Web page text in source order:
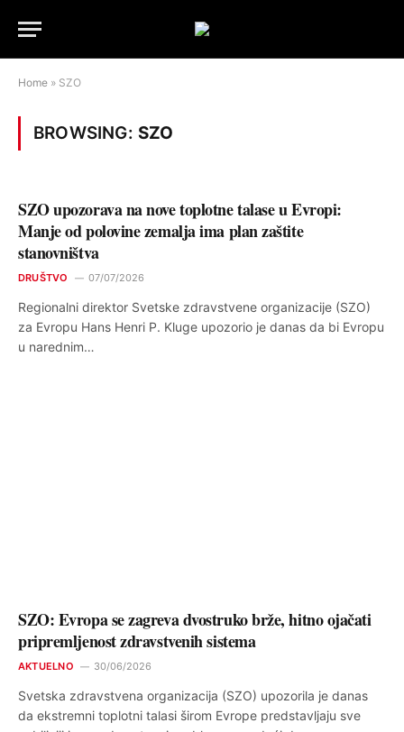
Home » SZO
BROWSING: SZO
SZO upozorava na nove toplotne talase u Evropi:
Manje od polovine zemalja ima plan zaštite
stanovništva
DRUŠTVO 07/07/2026
Regionalni direktor Svetske zdravstvene organizacije (SZO)
za Evropu Hans Henri P. Kluge upozorio je danas da bi Evropu
u narednim…
SZO: Evropa se zagreva dvostruko brže, hitno ojačati
pripremljenost zdravstvenih sistema
AKTUELNO 30/06/2026
Svetska zdravstvena organizacija (SZO) upozorila je danas
da ekstremni toplotni talasi širom Evrope predstavljaju sve